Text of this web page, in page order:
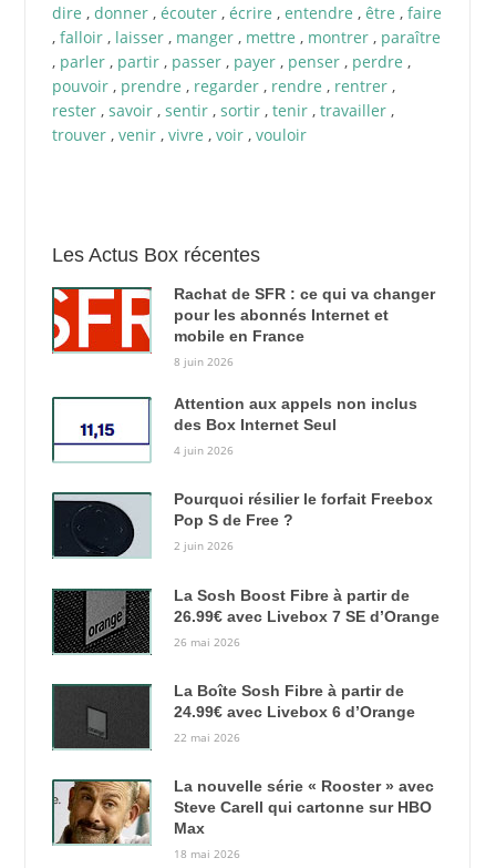
dire , donner, écouter, écrire , entendre , être , faire
, falloir, laisser, manger, mettre , montrer, paraître
, parler, partir, passer, payer, penser, perdre ,
pouvoir, prendre , regarder, rendre , rentrer,
rester, savoir, sentir, sortir, tenir, travailler,
trouver, venir, vivre , voir, vouloir
Les Actus Box récentes
Rachat de SFR : ce qui va changer
pour les abonnés Internet et
mobile en France
8 juin 2026
Attention aux appels non inclus
des Box Internet Seul
4 juin 2026
Pourquoi résilier le forfait Freebox
Pop S de Free ?
2 juin 2026
La Sosh Boost Fibre à partir de
26.99€ avec Livebox 7 SE d’Orange
26 mai 2026
La Boîte Sosh Fibre à partir de
24.99€ avec Livebox 6 d’Orange
22 mai 2026
La nouvelle série « Rooster » avec
Steve Carell qui cartonne sur HBO
Max
18 mai 2026